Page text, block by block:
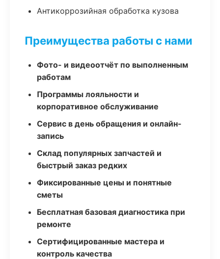
Антикоррозийная обработка кузова
Преимущества работы с нами
Фото- и видеоотчёт по выполненным
работам
Программы лояльности и
корпоративное обслуживание
Сервис в день обращения и онлайн-
запись
Склад популярных запчастей и
быстрый заказ редких
Фиксированные цены и понятные
сметы
Бесплатная базовая диагностика при
ремонте
Сертифицированные мастера и
контроль качества